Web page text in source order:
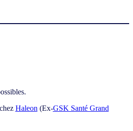
Haleon (Ex-GSK Santé Grand